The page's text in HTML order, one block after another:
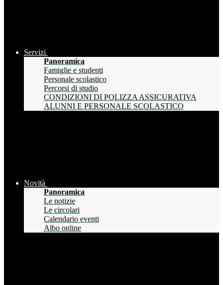
Servizi
Panoramica
Famiglie e studenti
Personale scolastico
Percorsi di studio
CONDIZIONI DI POLIZZA ASSICURATIVA
ALUNNI E PERSONALE SCOLASTICO
Novità
Panoramica
Le notizie
Le circolari
Calendario eventi
Albo online